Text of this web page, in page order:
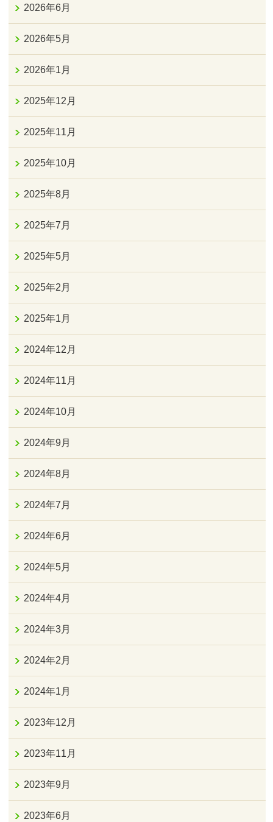
2026年6月
2026年5月
2026年1月
2025年12月
2025年11月
2025年10月
2025年8月
2025年7月
2025年5月
2025年2月
2025年1月
2024年12月
2024年11月
2024年10月
2024年9月
2024年8月
2024年7月
2024年6月
2024年5月
2024年4月
2024年3月
2024年2月
2024年1月
2023年12月
2023年11月
2023年9月
2023年6月